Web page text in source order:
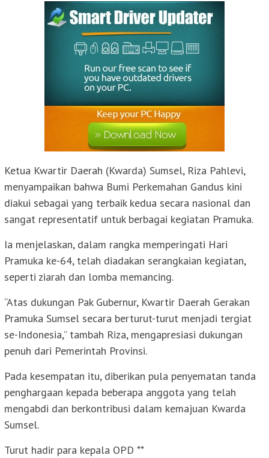
Ketua Kwartir Daerah (Kwarda) Sumsel, Riza Pahlevi,
menyampaikan bahwa Bumi Perkemahan Gandus kini
diakui sebagai yang terbaik kedua secara nasional dan
sangat representatif untuk berbagai kegiatan Pramuka.
Ia menjelaskan, dalam rangka memperingati Hari
Pramuka ke-64, telah diadakan serangkaian kegiatan,
seperti ziarah dan lomba memancing.
“Atas dukungan Pak Gubernur, Kwartir Daerah Gerakan
Pramuka Sumsel secara berturut-turut menjadi tergiat
se-Indonesia,” tambah Riza, mengapresiasi dukungan
penuh dari Pemerintah Provinsi.
Pada kesempatan itu, diberikan pula penyematan tanda
penghargaan kepada beberapa anggota yang telah
mengabdi dan berkontribusi dalam kemajuan Kwarda
Sumsel.
Turut hadir para kepala OPD **